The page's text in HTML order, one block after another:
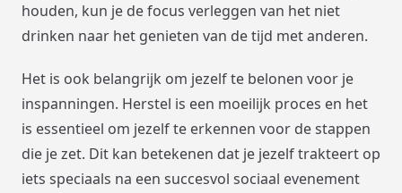
houden, kun je de focus verleggen van het niet
drinken naar het genieten van de tijd met anderen.
Het is ook belangrijk om jezelf te belonen voor je
inspanningen. Herstel is een moeilijk proces en het
is essentieel om jezelf te erkennen voor de stappen
die je zet. Dit kan betekenen dat je jezelf trakteert op
iets speciaals na een succesvol sociaal evenement